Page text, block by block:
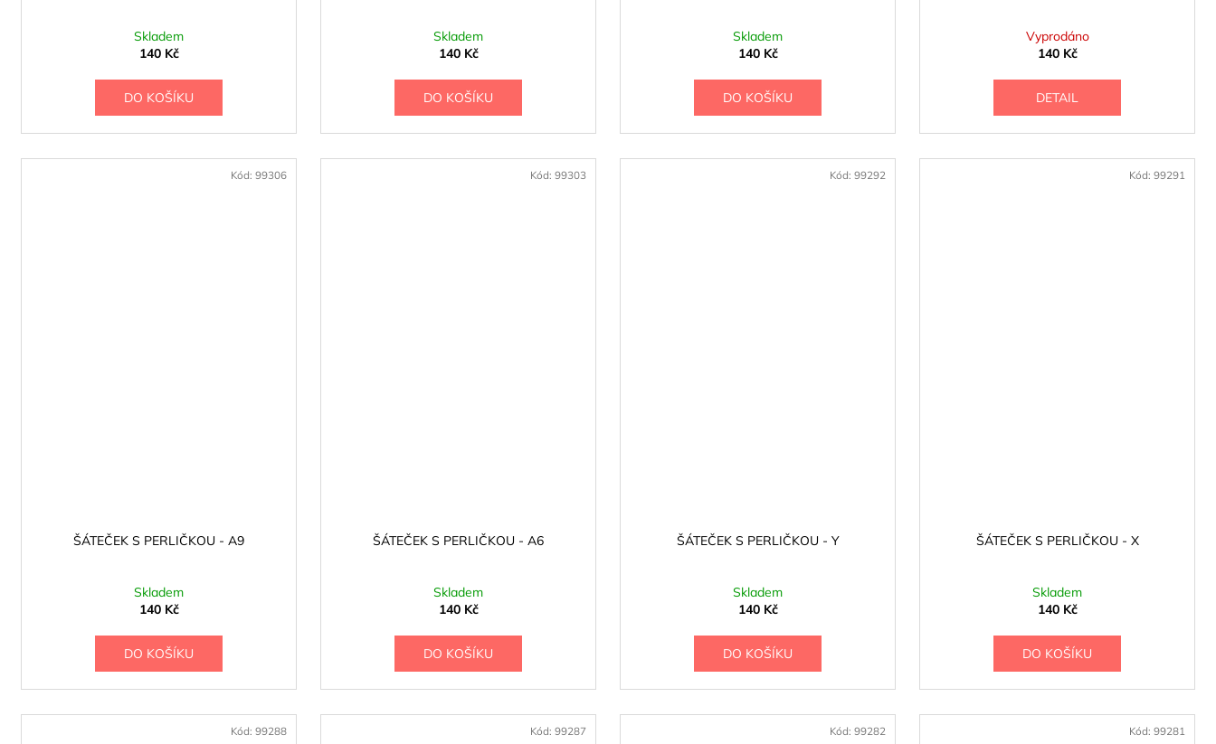
Skladem
140 Kč
DO KOŠÍKU
Skladem
140 Kč
DO KOŠÍKU
Skladem
140 Kč
DO KOŠÍKU
Vyprodáno
140 Kč
DETAIL
ŠÁTEČEK S PERLIČKOU - A9
Skladem
140 Kč
DO KOŠÍKU
Kód: 99306
ŠÁTEČEK S PERLIČKOU - A6
Skladem
140 Kč
DO KOŠÍKU
Kód: 99303
ŠÁTEČEK S PERLIČKOU - Y
Skladem
140 Kč
DO KOŠÍKU
Kód: 99292
ŠÁTEČEK S PERLIČKOU - X
Skladem
140 Kč
DO KOŠÍKU
Kód: 99291
Kód: 99288 Kód: 99287 Kód: 99282 Kód: 99281